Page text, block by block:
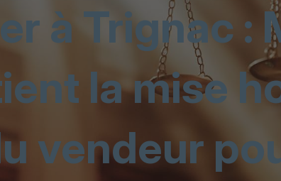
à Trignac :
la mise
vendeur